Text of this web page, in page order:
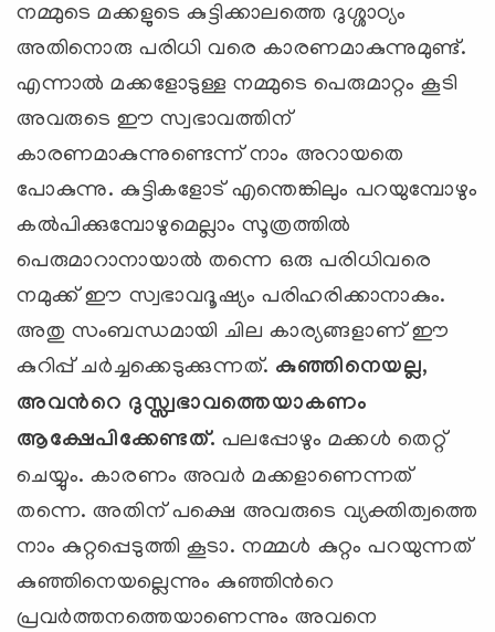
നമ്മുടെ മക്കളുടെ കുട്ടിക്കാലത്തെ ദുശ്ശാഠ്യം
അതിനൊരു പരിധി വരെ കാരണമാകുന്നുമുണ്ട്.
എന്നാല്‍ മക്കളോടുള്ള നമ്മുടെ പെരുമാറ്റം കൂടി
അവരുടെ ഈ സ്വഭാവത്തിന്
കാരണമാകുന്നുണ്ടെന്ന് നാം അറായതെ
പോകുന്നു. കുട്ടികളോട് എന്തെങ്കിലും പറയുമ്പോഴും
കല്‍പിക്കുമ്പോഴുമെല്ലാം സൂത്രത്തില്‍
പെരുമാറാനായാല്‍ തന്നെ ഒരു പരിധിവരെ
നമുക്ക് ഈ സ്വഭാവദൂഷ്യം പരിഹരിക്കാനാകും.
അതു സംബന്ധമായി ചില കാര്യങ്ങളാണ് ഈ
കുറിപ്പ് ചര്‍ച്ചക്കെടുക്കുന്നത്. കുഞ്ഞിനെയല്ല,
അവന്‍റെ ദുസ്സ്വഭാവത്തെയാകണം
ആക്ഷേപിക്കേണ്ടത്. പലപ്പോഴും മക്കള്‍ തെറ്റ്
ചെയ്യും. കാരണം അവര്‍ മക്കളാണെന്നത്
തന്നെ. അതിന് പക്ഷെ അവരുടെ വ്യക്തിത്വത്തെ
നാം കുറ്റപ്പെടുത്തി കൂടാ. നമ്മള്‍ കുറ്റം പറയുന്നത്
കുഞ്ഞിനെയല്ലെന്നും കുഞ്ഞിന്‍റെ
പ്രവര്‍ത്തനത്തെയാണെന്നും അവനെ